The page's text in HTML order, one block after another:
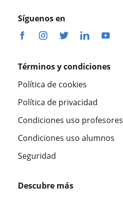
Síguenos en
Términos y condiciones
Política de cookies
Política de privacidad
Condiciones uso profesores
Condiciones uso alumnos
Seguridad
Descubre más